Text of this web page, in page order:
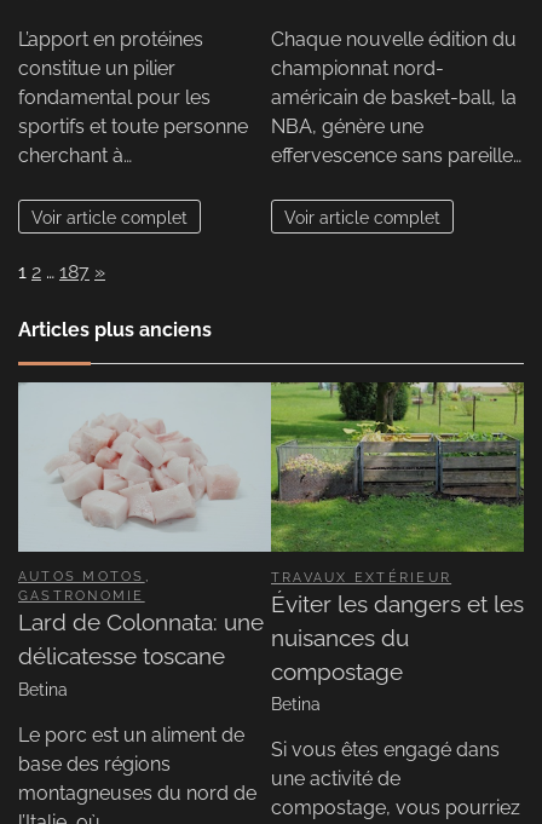
L’apport en protéines
constitue un pilier
fondamental pour les
sportifs et toute personne
cherchant à…
Voir article complet
Chaque nouvelle édition du
championnat nord-
américain de basket-ball, la
NBA, génère une
effervescence sans pareille…
Voir article complet
Page:
1 2 … 187 Next
»
Articles plus anciens
AUTOS MOTOS ,
GASTRONOMIE
Lard de Colonnata: une
délicatesse toscane
Betina
Le porc est un aliment de
base des régions
montagneuses du nord de
TRAVAUX EXTÉRIEUR
Éviter les dangers et les
nuisances du
compostage
Betina
Si vous êtes engagé dans
une activité de
compostage, vous pourriez